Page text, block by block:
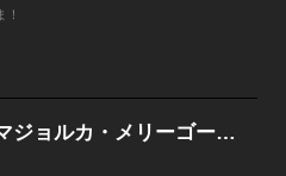
！
悪役令嬢マジョルカ・メリーゴーランドの華麗なる恋愛革命～漫画編集者、バッドエンドを軌道修正いたします！～